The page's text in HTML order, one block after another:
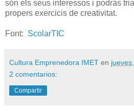
són els seus interessos i podràs
propers exercicis de creativitat.
Font: ScolarTIC
Cultura Emprenedora IMET en
2 comentarios:
Compartir